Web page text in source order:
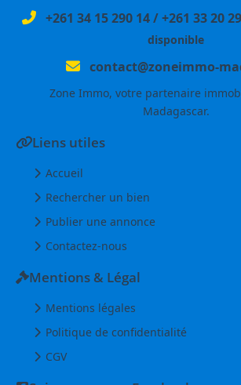
+261 34 15 290 14/+261 33 20
disponible
contact@zoneimmo-
Zone Immo, votre partenaire
Madagascar.
Liens utiles
Accueil
Rechercher un bien
Publier une annonce
Contactez-nous
Mentions & Légal
Mentions légales
Politique de confidentialité
CGV